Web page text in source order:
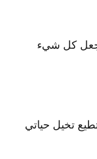
كل شيء
تخيل حياتي